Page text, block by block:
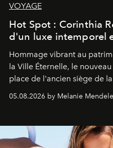
VOYAGE
Hot Spot : Corinthia
d'un luxe intemporel
Hommage vibrant au
la Ville Éternelle, le
place de l'ancien siège de
de vivre Romain dans
05.08.2026 by Melanie